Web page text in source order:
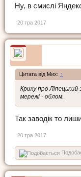
Ну, в смислі
20 тра 2017
Цитата від Мих: ↑
Крику про Ліпецький
мережі - облом.
Так заводік то
20 тра 2017